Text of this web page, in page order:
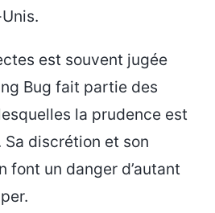
est souvent jugée
Bug fait partie des
la prudence est
discrétion et son
font un danger d’autant